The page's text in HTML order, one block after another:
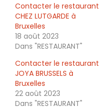
Contacter le restaurant
CHEZ LUTGARDE à
Bruxelles
18 août 2023
Dans "RESTAURANT"
Contacter le restaurant
JOYA BRUSSELS à
Bruxelles
22 août 2023
Dans "RESTAURANT"